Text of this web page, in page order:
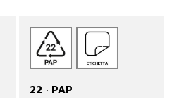
22 · PAP